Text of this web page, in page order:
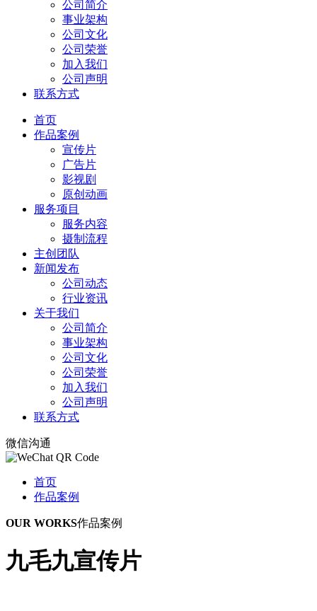
公司简介
事业架构
公司文化
公司荣誉
加入我们
公司声明
联系方式
首页
作品案例
宣传片
广告片
影视剧
原创动画
服务项目
服务内容
摄制流程
主创团队
新闻发布
公司动态
行业资讯
关于我们
公司简介
事业架构
公司文化
公司荣誉
加入我们
公司声明
联系方式
微信沟通
首页
作品案例
OUR WORKS作品案例
九毛九宣传片